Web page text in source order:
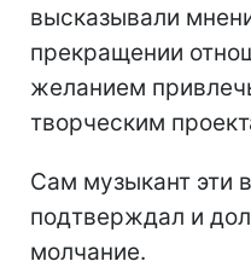
высказывали
прекращении
желанием
творческим
Сам музыкант эти
подтверждал и
молчание.